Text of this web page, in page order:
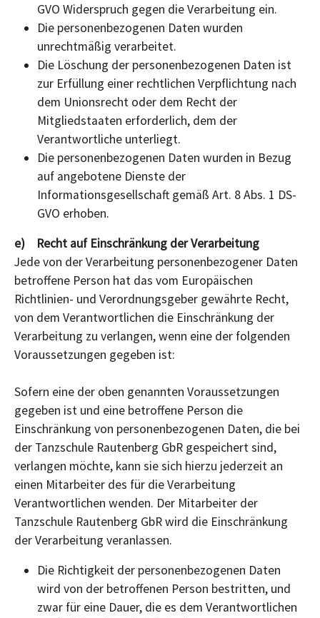
GVO Widerspruch gegen die Verarbeitung ein.
Die personenbezogenen Daten wurden
unrechtmäßig verarbeitet.
Die Löschung der personenbezogenen Daten ist
zur Erfüllung einer rechtlichen Verpflichtung nach
dem Unionsrecht oder dem Recht der
Mitgliedstaaten erforderlich, dem der
Verantwortliche unterliegt.
Die personenbezogenen Daten wurden in Bezug
auf angebotene Dienste der
Informationsgesellschaft gemäß Art. 8 Abs. 1 DS-
GVO erhoben.
e) Recht auf Einschränkung der Verarbeitung
Jede von der Verarbeitung personenbezogener Daten
betroffene Person hat das vom Europäischen
Richtlinien- und Verordnungsgeber gewährte Recht,
von dem Verantwortlichen die Einschränkung der
Verarbeitung zu verlangen, wenn eine der folgenden
Voraussetzungen gegeben ist:
Sofern eine der oben genannten Voraussetzungen
gegeben ist und eine betroffene Person die
Einschränkung von personenbezogenen Daten, die bei
der Tanzschule Rautenberg GbR gespeichert sind,
verlangen möchte, kann sie sich hierzu jederzeit an
einen Mitarbeiter des für die Verarbeitung
Verantwortlichen wenden. Der Mitarbeiter der
Tanzschule Rautenberg GbR wird die Einschränkung
der Verarbeitung veranlassen.
Die Richtigkeit der personenbezogenen Daten
wird von der betroffenen Person bestritten, und
zwar für eine Dauer, die es dem Verantwortlichen